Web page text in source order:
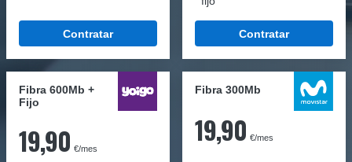
Contratar Contratar
Fibra 600Mb +
Fijo
19,90 €/mes
Fibra 300Mb
19,90 €/mes